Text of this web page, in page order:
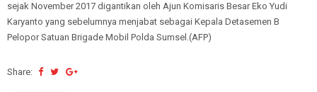
sejak November 2017 digantikan oleh Ajun Komisaris Besar Eko Yudi
Karyanto yang sebelumnya menjabat sebagai Kepala Detasemen B
Pelopor Satuan Brigade Mobil Polda Sumsel.(AFP)
Share: